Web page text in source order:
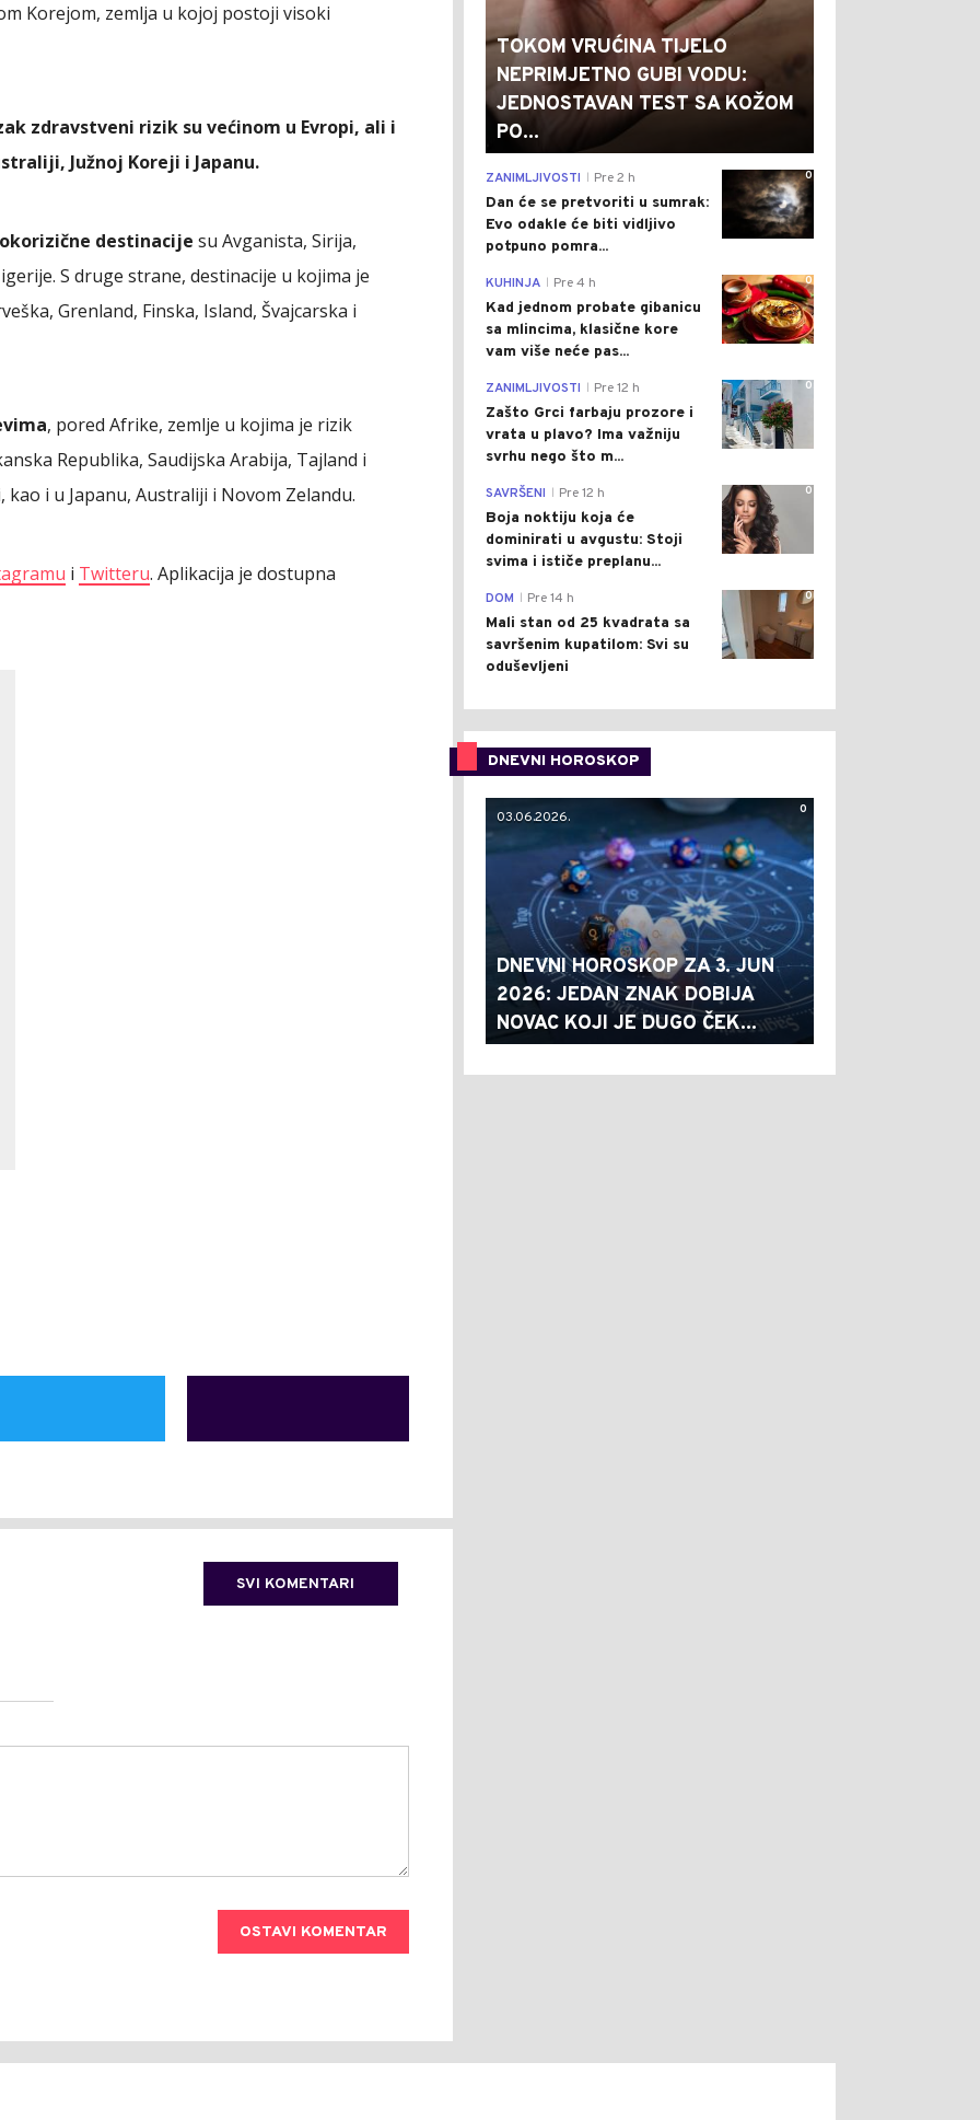
Korejom, zemlja u kojoj postoji visoki
zdravstveni rizik su većinom u Evropi, ali i
Južnoj Koreji i Japanu.
destinacije su Avganista, Sirija,
S druge strane, destinacije u kojima je
Grenland, Finska, Island, Švajcarska i
, pored Afrike, zemlje u kojima je rizik
Republika, Saudijska Arabija, Tajland i
i u Japanu, Australiji i Novom Zelandu.
i Twitteru. Aplikacija je dostupna
SVI KOMENTARI
OSTAVI KOMENTAR
TOKOM VRUĆINA TIJELO
NEPRIMJETNO GUBI VODU:
JEDNOSTAVAN TEST SA KOŽOM
PO...
0
ZANIMLJIVOSTI Pre 2 h
Dan će se pretvoriti u sumrak:
Evo odakle će biti vidljivo
potpuno pomra...
0
KUHINJA Pre 4 h
Kad jednom probate gibanicu
sa mlincima, klasične kore
vam više neće pas...
0
ZANIMLJIVOSTI Pre 12 h
Zašto Grci farbaju prozore i
vrata u plavo? Ima važniju
svrhu nego što m...
0
SAVRŠENI Pre 12 h
Boja noktiju koja će
dominirati u avgustu: Stoji
svima i ističe preplanu...
0
DOM Pre 14 h
Mali stan od 25 kvadrata sa
savršenim kupatilom: Svi su
oduševljeni
DNEVNI HOROSKOP
0
03.06.2026.
DNEVNI HOROSKOP ZA 3. JUN
2026: JEDAN ZNAK DOBIJA
NOVAC KOJI JE DUGO ČEK...